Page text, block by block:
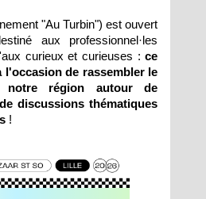
"Au Turbin") est ouvert
aux professionnel·les
curieux et curieuses :ce
l'occasion de rassembler le
notre région autour de
discussions thématiques
!